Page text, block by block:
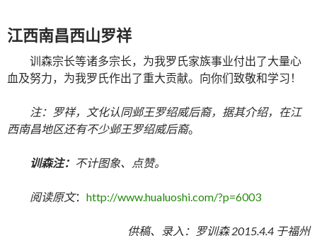
江西南昌西山罗祥
训森宗长等诸多宗长，为我罗氏家族事业付出了大量心
血及努力，为我罗氏作出了重大贡献。向你们致敬和学习！
注：罗祥，文化认同邺王罗绍威后裔，据其介绍，在江
西南昌地区还有不少邺王罗绍威后裔。
训森注： 不计图象、点赞。
阅读原文： http://www.hualuoshi.com/?p=6003
供稿、录入：罗训森 2015.4.4 于福州